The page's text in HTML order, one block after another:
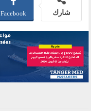
شارك Facebook